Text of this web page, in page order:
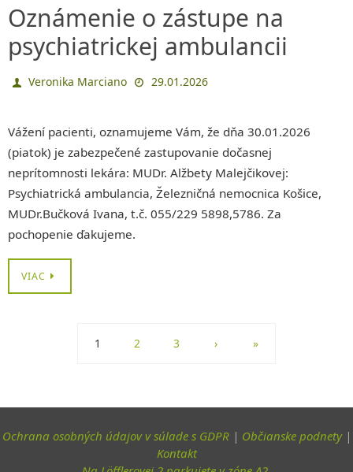
Oznámenie o zástupe na
psychiatrickej ambulancii
Veronika Marciano 29.01.2026
Vážení pacienti, oznamujeme Vám, že dňa 30.01.2026
(piatok) je zabezpečené zastupovanie dočasnej
neprítomnosti lekára: MUDr. Alžbety Malejčikovej:
Psychiatrická ambulancia, Železničná nemocnica Košice,
MUDr.Bučková Ivana, t.č. 055/229 5898,5786. Za
pochopenie ďakujeme.
VIAC
1 2 3 › »
Ochrana osobných údajov v súlade s GDPR| Občianske podnety|
Kontakt